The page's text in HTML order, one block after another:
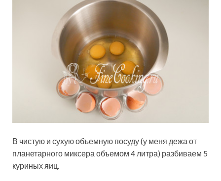
В чистую и сухую объемную посуду (у меня дежа от
планетарного миксера объемом 4 литра) разбиваем 5
куриных яиц.